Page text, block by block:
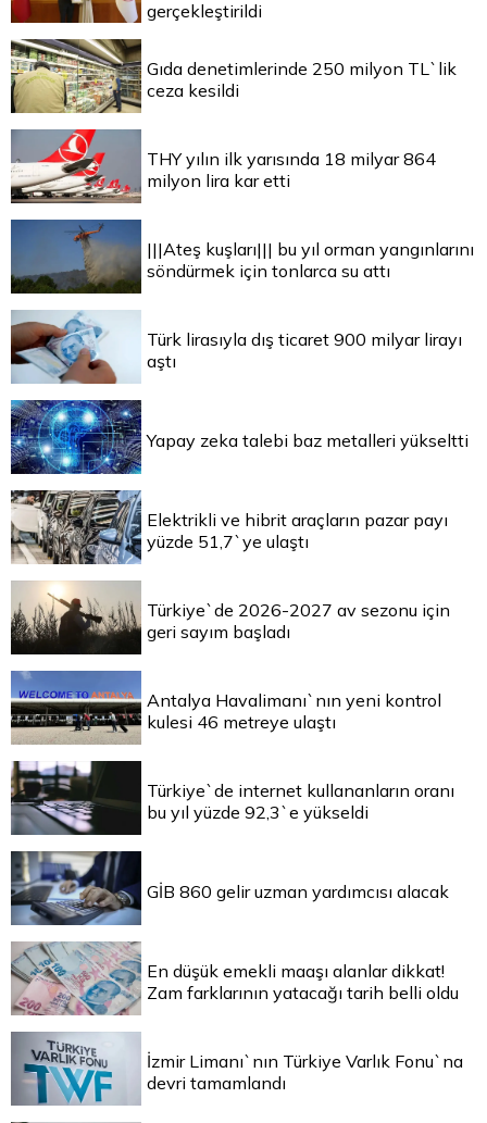
gerçekleştirildi
Gıda denetimlerinde 250 milyon TL`lik
ceza kesildi
THY yılın ilk yarısında 18 milyar 864
milyon lira kar etti
|||Ateş kuşları||| bu yıl orman yangınlarını
söndürmek için tonlarca su attı
Türk lirasıyla dış ticaret 900 milyar lirayı
aştı
Yapay zeka talebi baz metalleri yükseltti
Elektrikli ve hibrit araçların pazar payı
yüzde 51,7`ye ulaştı
Türkiye`de 2026-2027 av sezonu için
geri sayım başladı
Antalya Havalimanı`nın yeni kontrol
kulesi 46 metreye ulaştı
Türkiye`de internet kullananların oranı
bu yıl yüzde 92,3`e yükseldi
GİB 860 gelir uzman yardımcısı alacak
En düşük emekli maaşı alanlar dikkat!
Zam farklarının yatacağı tarih belli oldu
İzmir Limanı`nın Türkiye Varlık Fonu`na
devri tamamlandı